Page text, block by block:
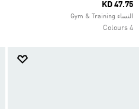
KD 47.75
النساء Gym & Training
4 Colours